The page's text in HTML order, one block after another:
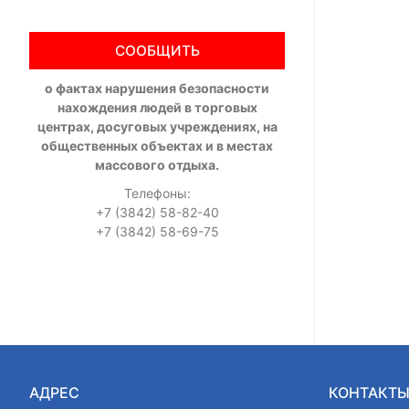
СООБЩИТЬ
о фактах нарушения безопасности
нахождения людей в торговых
центрах, досуговых учреждениях, на
общественных объектах и в местах
массового отдыха.
Телефоны:
+7 (3842) 58-82-40
+7 (3842) 58-69-75
АДРЕС КОНТАКТЫ